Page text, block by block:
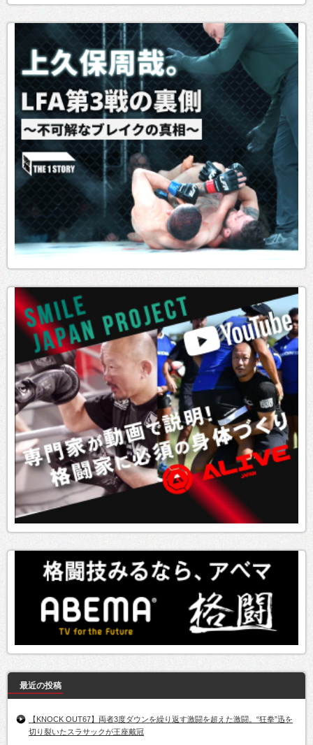
最近の投稿
【KNOCK OUT67】両者3度ダウンを繰り返す激闘を超えた激闘。“狂拳”迅を
切り裂いたスラサックが王座戴冠